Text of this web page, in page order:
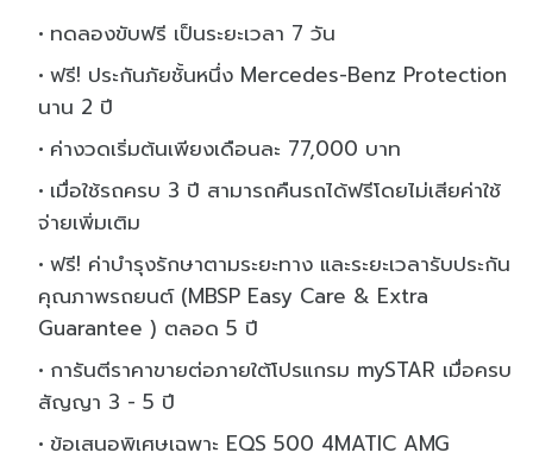
ทดลองขับฟรี เป็นระยะเวลา 7 วัน
ฟรี! ประกันภัยชั้นหนึ่ง Mercedes-Benz Protection
นาน 2 ปี
ค่างวดเริ่มต้นเพียงเดือนละ 77,000 บาท
เมื่อใช้รถครบ 3 ปี สามารถคืนรถได้ฟรีโดยไม่เสียค่าใช้
จ่ายเพิ่มเติม
ฟรี! ค่าบำรุงรักษาตามระยะทาง และระยะเวลารับประกัน
คุณภาพรถยนต์ (MBSP Easy Care & Extra
Guarantee ) ตลอด 5 ปี
การันตีราคาขายต่อภายใต้โปรแกรม mySTAR เมื่อครบ
สัญญา 3 - 5 ปี
ข้อเสนอพิเศษเฉพาะ EQS 500 4MATIC AMG